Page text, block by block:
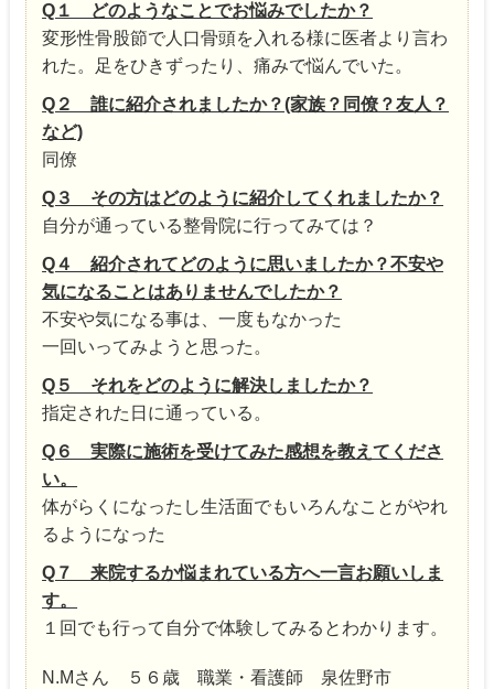
Q１ どのようなことでお悩みでしたか？
変形性骨股節で人口骨頭を入れる様に医者より言わ
れた。足をひきずったり、痛みで悩んでいた。
Q２ 誰に紹介されましたか？(家族？同僚？友人？
など)
同僚
Q３ その方はどのように紹介してくれましたか？
自分が通っている整骨院に行ってみては？
Q４ 紹介されてどのように思いましたか？不安や
気になることはありませんでしたか？
不安や気になる事は、一度もなかった
一回いってみようと思った。
Q５ それをどのように解決しましたか？
指定された日に通っている。
Q６ 実際に施術を受けてみた感想を教えてくださ
い。
体がらくになったし生活面でもいろんなことがやれ
るようになった
Q７ 来院するか悩まれている方へ一言お願いしま
す。
１回でも行って自分で体験してみるとわかります。
N.Mさん ５６歳 職業・看護師 泉佐野市